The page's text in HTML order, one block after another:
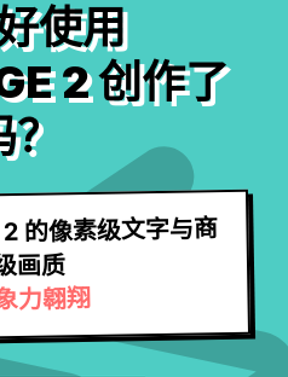
使用
2 创作了
的像素级文字与商
画质
力翱翔